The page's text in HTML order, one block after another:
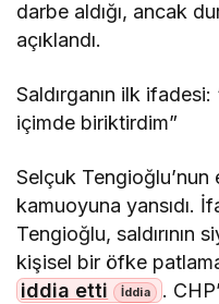
darbe aldığı, ancak
açıklandı.
Saldırganın ilk ifadesi:
içimde biriktirdim”
Selçuk
kamuoyuna yansıdı.
Tengioğlu, saldırının
kişisel bir öfke
iddia etti
.